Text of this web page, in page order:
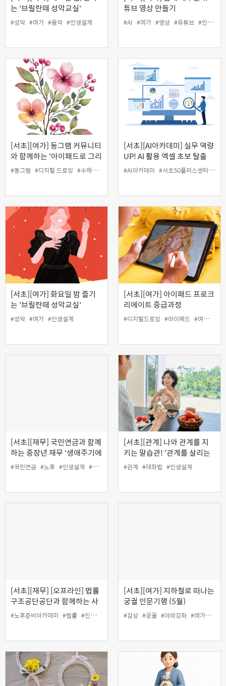
는 '브릴란떼 성악교실'
#성악 #여가 #음악 #인생설계
튜브 영상 만들기
#AI #여가 #영상 #유튜브 #인생설계
[서초][여가] 동그램 커뮤니티
와 함께하는 '아이패드로 그리
는 디지털 수채화'
#동그램 #디지털 드로잉 #수채화 #아이패드 #여가 #인생설계
[서초][AI아카데미] 실무 역량
UP! AI 활용 엑셀 초보 탈출
#AI아카데미 #서초50플러스센터 #엑
[서초][여가] 화요일 밤 즐기
는 '브릴란떼 성악교실'
#성악 #여가 #인생설계
[서초][여가] 아이패드 프로크
리에이트 중급과정
#디지털드로잉 #아이패드 #여가
[서초][재무] 국민연금과 함꼐
하는 중장년 재무 '생애주기에
따른 투자전략'
#국민연금 #노후 #인생설계 #재무
[서초][관계] 나와 관계를 지
키는 말습관! '관계를 살리는
품격 있는 대화 기술'
#관계 #대화법 #인생설계
[서초][재무] [오프라인] 법률
구조공단공단과 함께하는 사
례로 배우는 생활법률
#노후준비아카데미 #법률 #인생설계 #재무
[서초][여가] 지하철로 떠나는
궁궐 인문기행 (5월)
#감상 #궁궐 #야외강좌 #여가 #인생